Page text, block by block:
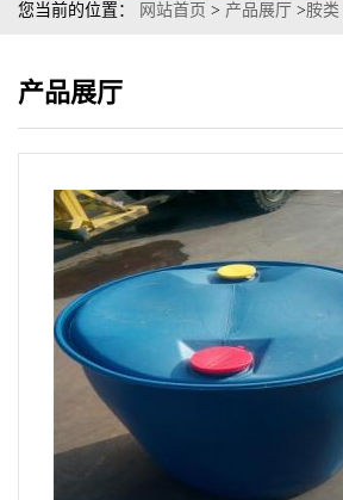
您当前的位置： 网站首页 > 产品展厅 >胺类
产品展厅